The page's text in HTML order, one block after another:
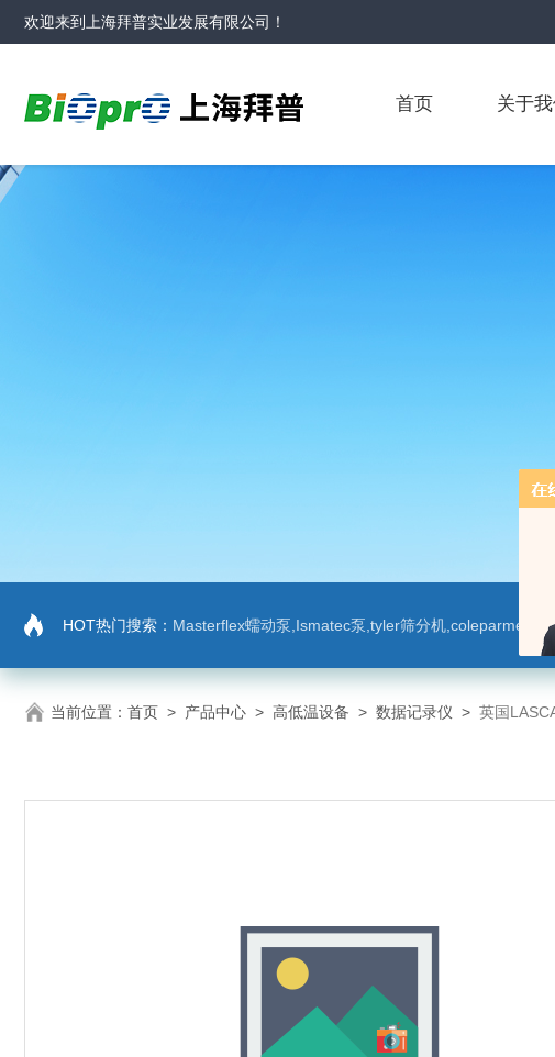
欢迎来到 上海拜普实业发展有限公司 ！
首页 关于
HOT热门搜索： Masterflex蠕动泵,Ismatec泵,tyler筛分机,coleparmer,注射泵,洗瓶
当前位置： 首页 > 产品中心 > 高低温设备 > 数据记录仪 > 英国